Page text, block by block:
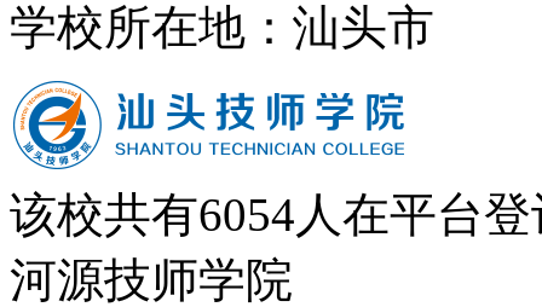
学校所在地：汕头市
该校共有6054人在平台
河源技师学院